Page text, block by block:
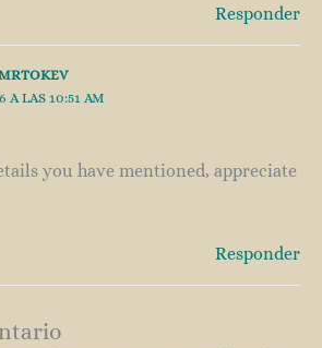
Responder
A LAS 10:51 AM
you have mentioned, appreciate
Responder